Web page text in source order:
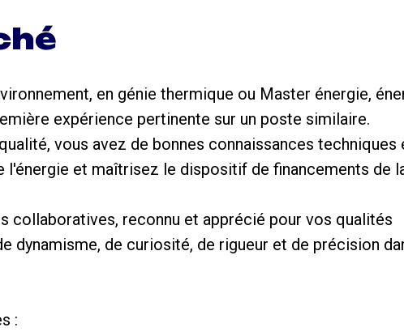
en génie thermique ou Master énergie,
expérience pertinente sur un poste similaire.
vous avez de bonnes connaissances techniques
l'énergie et maîtrisez le dispositif de financements de
collaboratives, reconnu et apprécié pour vos qualités
dynamisme, de curiosité, de rigueur et de précision
: